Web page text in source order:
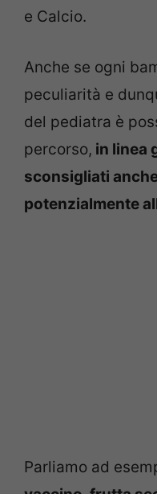
e Calcio.
Anche se ogni
peculiarità e
del pediatra è
percorso, in linea
sconsigliati
potenzialmente
Parliamo ad